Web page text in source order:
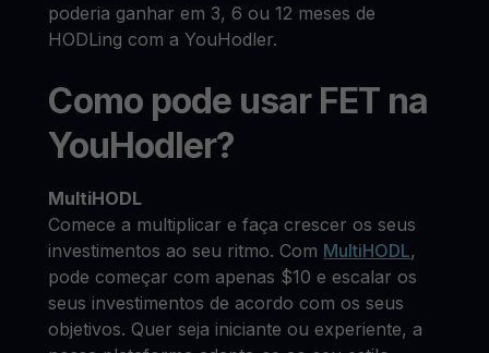
poderia ganhar em 3, 6 ou 12 meses de
HODLing com a YouHodler.
Como pode usar FET na
YouHodler?
MultiHODL
Comece a multiplicar e faça crescer os seus
investimentos ao seu ritmo. Com MultiHODL,
pode começar com apenas $10 e escalar os
seus investimentos de acordo com os seus
objetivos. Quer seja iniciante ou experiente, a